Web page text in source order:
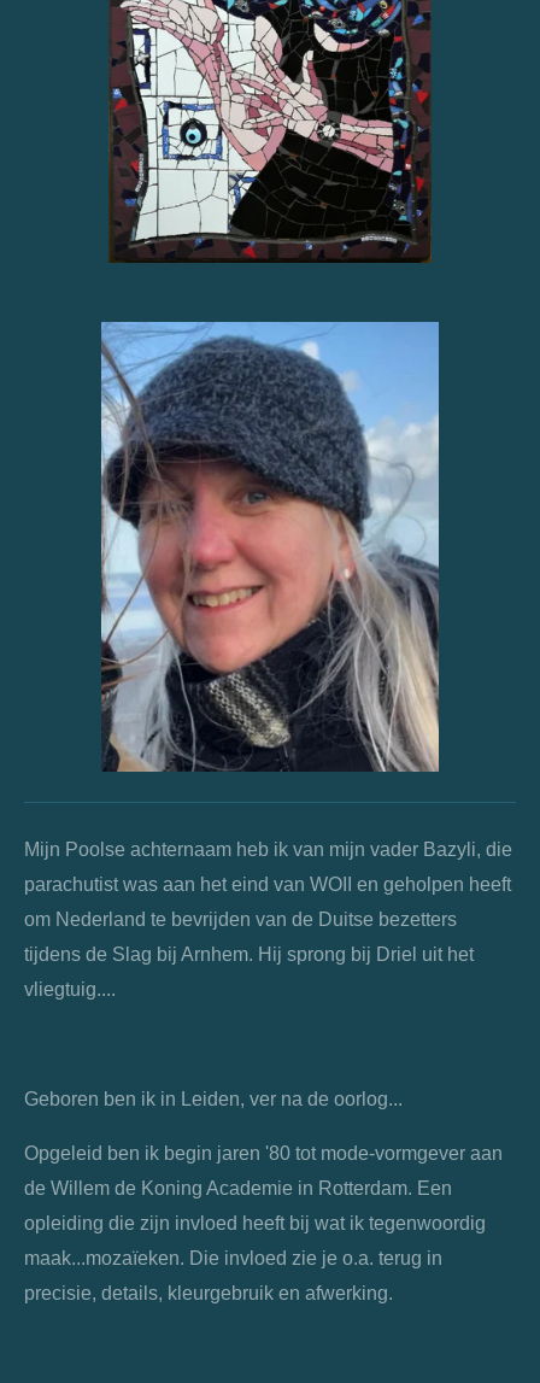
Mijn Poolse achternaam heb ik van mijn vader Bazyli, die
parachutist was aan het eind van WOII en geholpen heeft
om Nederland te bevrijden van de Duitse bezetters
tijdens de Slag bij Arnhem. Hij sprong bij Driel uit het
vliegtuig....
Geboren ben ik in Leiden, ver na de oorlog...
Opgeleid ben ik begin jaren '80 tot mode-vormgever aan
de Willem de Koning Academie in Rotterdam. Een
opleiding die zijn invloed heeft bij wat ik tegenwoordig
maak...mozaïeken. Die invloed zie je o.a. terug in
precisie, details, kleurgebruik en afwerking.